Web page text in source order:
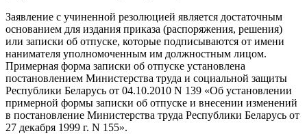
Заявление с учиненной резолюцией является достаточным
основанием для издания приказа (распоряжения, решения)
или записки об отпуске, которые подписываются от имени
нанимателя уполномоченным им должностным лицом.
Примерная форма записки об отпуске установлена
постановлением Министерства труда и социальной защиты
Республики Беларусь от 04.10.2010 N 139 «Об установлении
примерной формы записки об отпуске и внесении изменений
в постановление Министерства труда Республики Беларусь от
27 декабря 1999 г. N 155».